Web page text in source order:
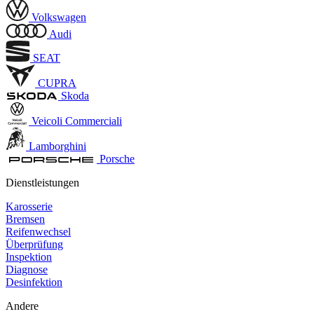
Volkswagen
Audi
SEAT
CUPRA
Skoda
Veicoli Commerciali
Lamborghini
Porsche
Dienstleistungen
Karosserie
Bremsen
Reifenwechsel
Überprüfung
Inspektion
Diagnose
Desinfektion
Andere